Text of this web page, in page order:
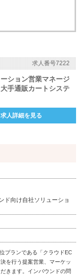
求人番号7222
ション営業マネージ
手通販カートシステ
求人詳細を見る
ド向け自社ソリューショ
プランである「クラウドEC
を行う提案営業、マーケッ
きます。インバウンドの問